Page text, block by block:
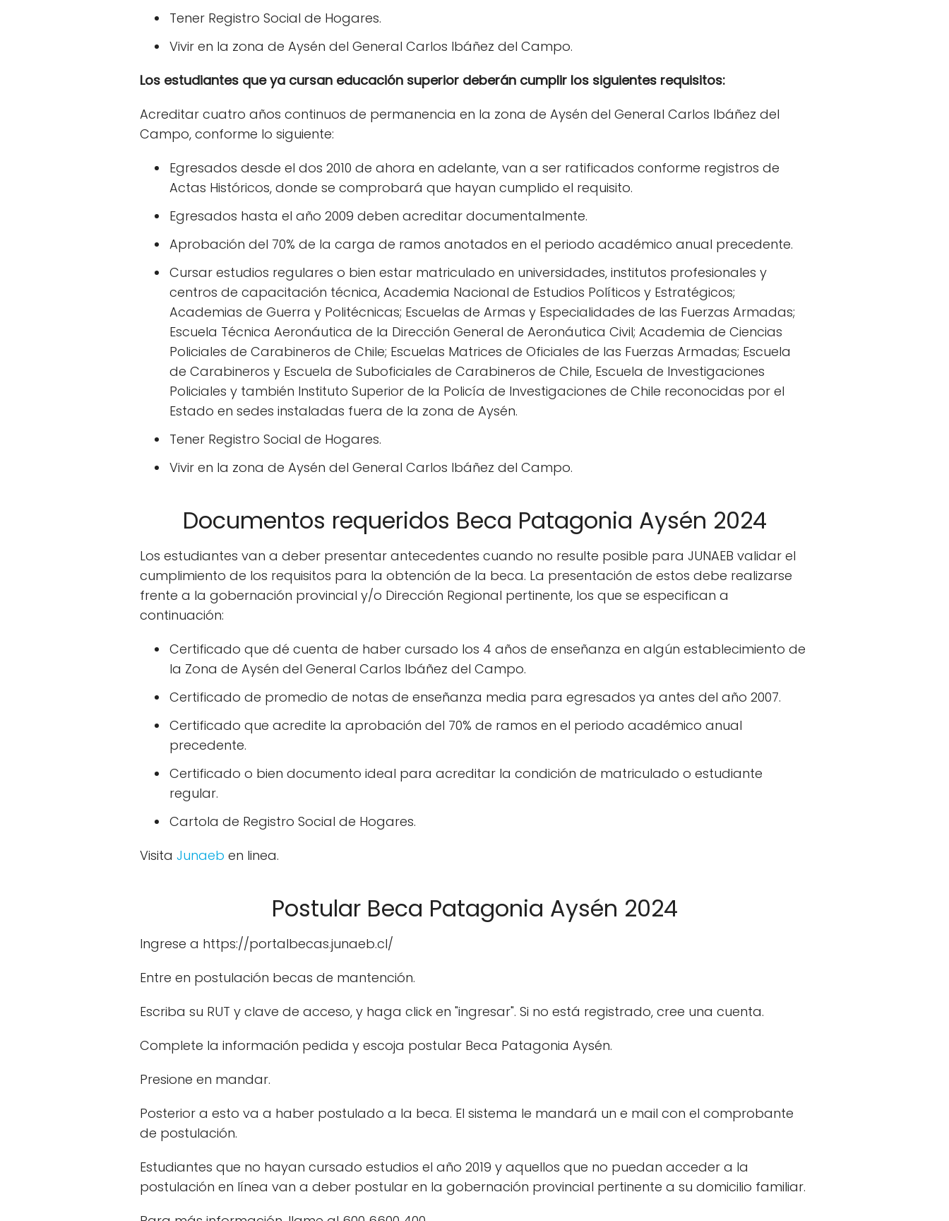
Tener Registro Social de Hogares.
Vivir en la zona de Aysén del General Carlos Ibáñez del Campo.
Los estudiantes que ya cursan educación superior deberán cumplir los siguientes requisitos:
Acreditar cuatro años continuos de permanencia en la zona de Aysén del General Carlos Ibáñez del
Campo, conforme lo siguiente:
Egresados desde el dos 2010 de ahora en adelante, van a ser ratificados conforme registros de
Actas Históricos, donde se comprobará que hayan cumplido el requisito.
Egresados hasta el año 2009 deben acreditar documentalmente.
Aprobación del 70% de la carga de ramos anotados en el periodo académico anual precedente.
Cursar estudios regulares o bien estar matriculado en universidades, institutos profesionales y
centros de capacitación técnica, Academia Nacional de Estudios Políticos y Estratégicos;
Academias de Guerra y Politécnicas; Escuelas de Armas y Especialidades de las Fuerzas Armadas;
Escuela Técnica Aeronáutica de la Dirección General de Aeronáutica Civil; Academia de Ciencias
Policiales de Carabineros de Chile; Escuelas Matrices de Oficiales de las Fuerzas Armadas; Escuela
de Carabineros y Escuela de Suboficiales de Carabineros de Chile, Escuela de Investigaciones
Policiales y también Instituto Superior de la Policía de Investigaciones de Chile reconocidas por el
Estado en sedes instaladas fuera de la zona de Aysén.
Tener Registro Social de Hogares.
Vivir en la zona de Aysén del General Carlos Ibáñez del Campo.
Documentos requeridos Beca Patagonia Aysén 2024
Los estudiantes van a deber presentar antecedentes cuando no resulte posible para JUNAEB validar el
cumplimiento de los requisitos para la obtención de la beca. La presentación de estos debe realizarse
frente a la gobernación provincial y/o Dirección Regional pertinente, los que se especifican a
continuación:
Certificado que dé cuenta de haber cursado los 4 años de enseñanza en algún establecimiento de
la Zona de Aysén del General Carlos Ibáñez del Campo.
Certificado de promedio de notas de enseñanza media para egresados ya antes del año 2007.
Certificado que acredite la aprobación del 70% de ramos en el periodo académico anual
precedente.
Certificado o bien documento ideal para acreditar la condición de matriculado o estudiante
regular.
Cartola de Registro Social de Hogares.
Visita Junaeb en linea.
Postular Beca Patagonia Aysén 2024
Ingrese a https://portalbecas.junaeb.cl/
Entre en postulación becas de mantención.
Escriba su RUT y clave de acceso, y haga click en "ingresar". Si no está registrado, cree una cuenta.
Complete la información pedida y escoja postular Beca Patagonia Aysén.
Presione en mandar.
Posterior a esto va a haber postulado a la beca. El sistema le mandará un e mail con el comprobante
de postulación.
Estudiantes que no hayan cursado estudios el año 2019 y aquellos que no puedan acceder a la
postulación en línea van a deber postular en la gobernación provincial pertinente a su domicilio familiar.